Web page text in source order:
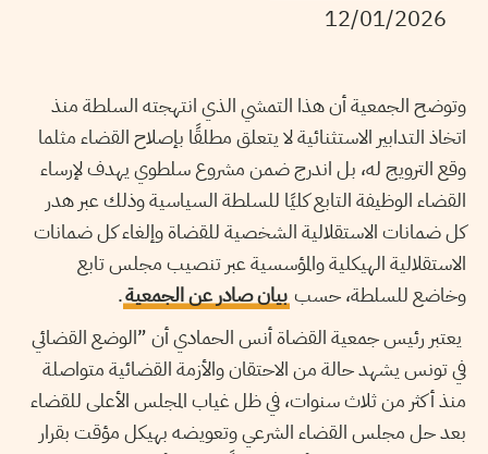
12/01/2026
وتوضح الجمعية أن هذا التمشي الذي انتهجته السلطة منذ
اتخاذ التدابير الاستثنائية لا يتعلق مطلقًا بإصلاح القضاء مثلما
وقع الترويج له، بل اندرج ضمن مشروع سلطوي يهدف لإرساء
القضاء الوظيفة التابع كليًا للسلطة السياسية وذلك عبر هدر
كل ضمانات الاستقلالية الشخصية للقضاة وإلغاء كل ضمانات
الاستقلالية الهيكلية والمؤسسية عبر تنصيب مجلس تابع
وخاضع للسلطة، حسب بيان صادر عن الجمعية.
يعتبر رئيس جمعية القضاة أنس الحمادي أن ”الوضع القضائي
في تونس يشهد حالة من الاحتقان والأزمة القضائية متواصلة
منذ أكثر من ثلاث سنوات، في ظل غياب المجلس الأعلى للقضاء
بعد حل مجلس القضاء الشرعي وتعويضه بهيكل مؤقت بقرار